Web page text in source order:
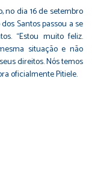
no dia 16 de setembro
Santos passou a se
“Estou muito feliz.
situação e não
direitos. Nós temos
oficialmente Pitiele.